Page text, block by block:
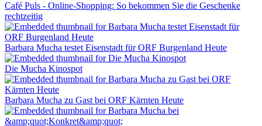
Café Puls - Online-Shopping: So bekommen Sie die Geschenke
rechtzeitig
Barbara Mucha testet Eisenstadt für ORF Burgenland Heute
Die Mucha Kinospot
Barbara Mucha zu Gast bei ORF Kärnten Heute